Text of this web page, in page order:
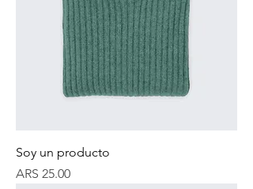
Soy un producto
Price
ARS 25.00